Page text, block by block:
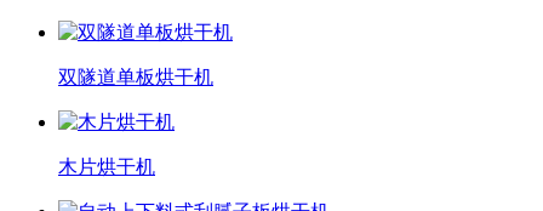
双隧道单板烘干机
木片烘干机